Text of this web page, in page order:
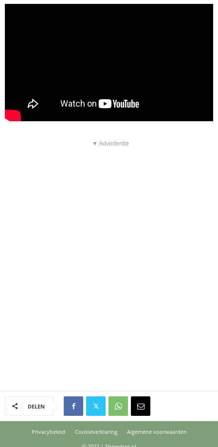
▼ Advertentie
DELEN
Privacybeleid Cookieverklaring
Algemene voorwaarden